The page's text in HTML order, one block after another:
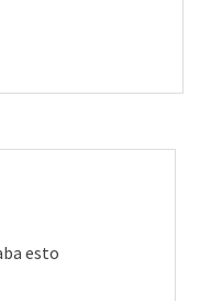
esto